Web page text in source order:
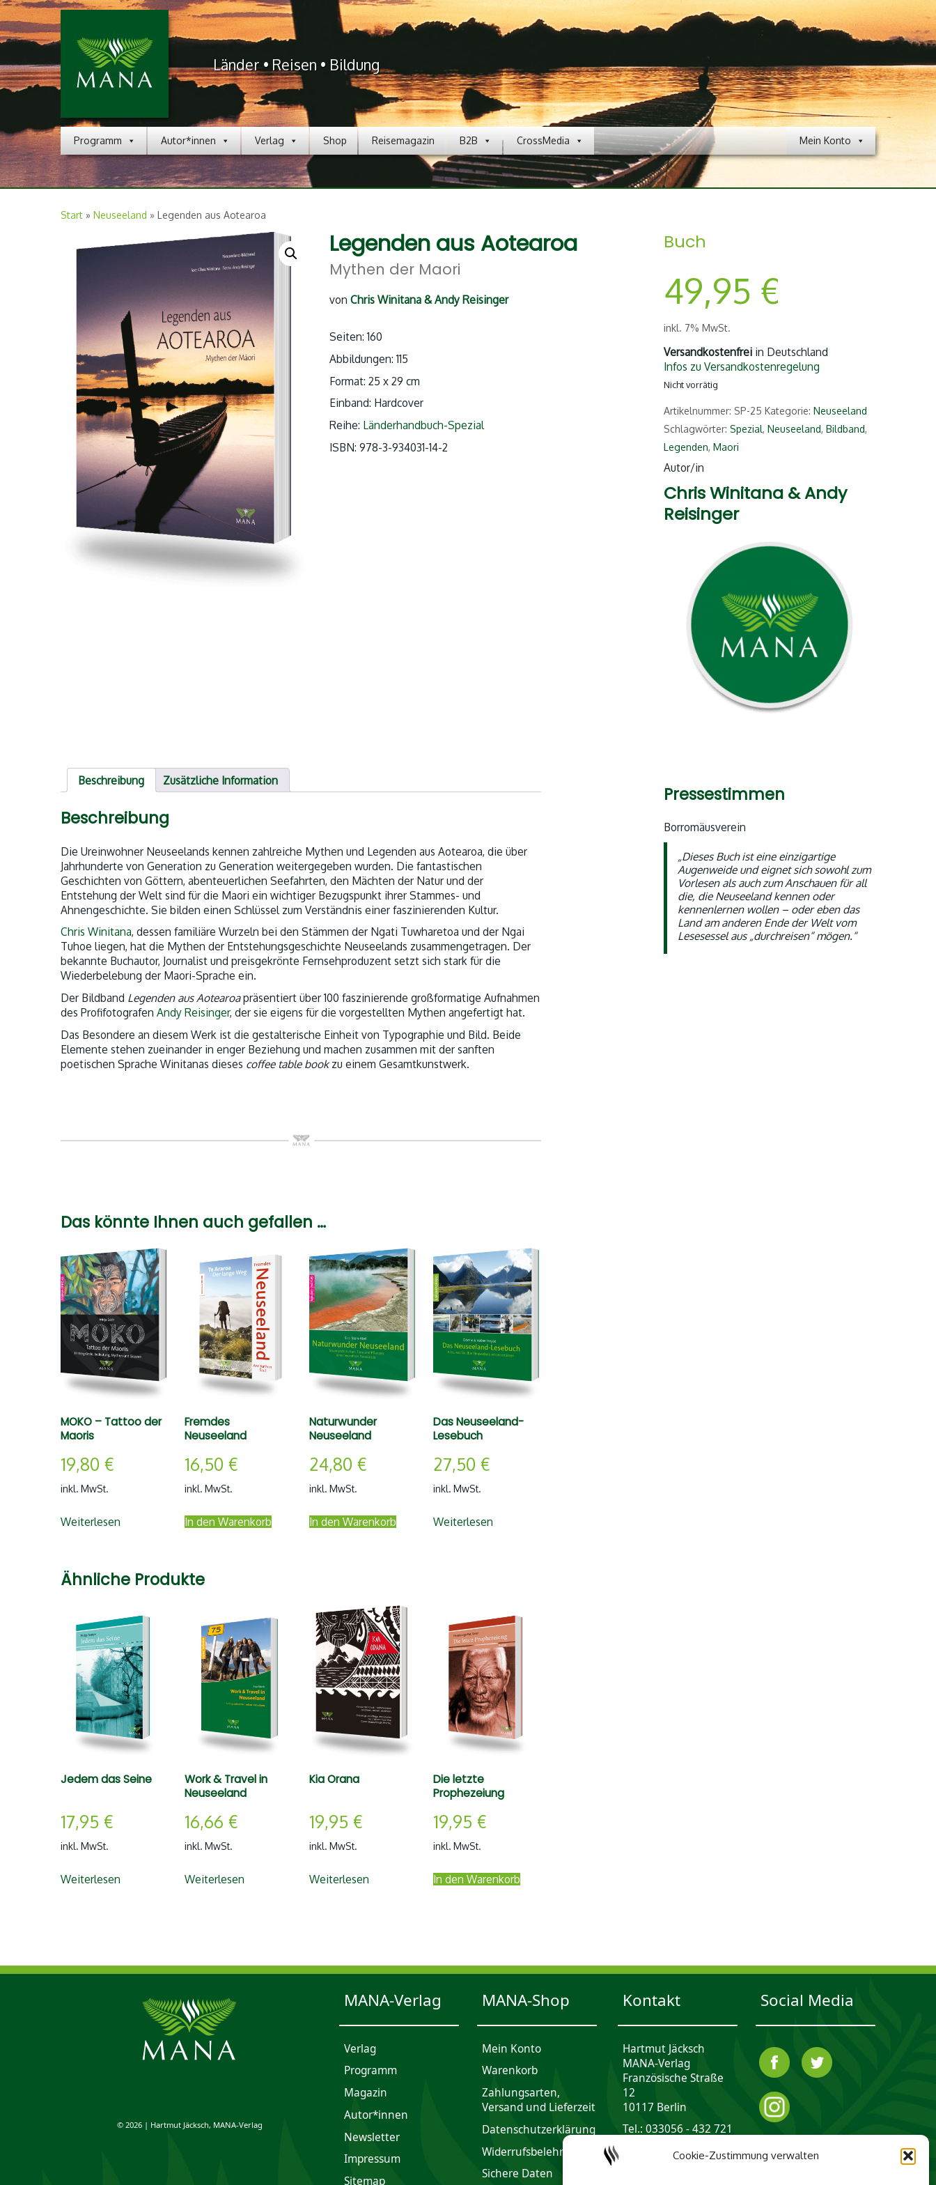
Cookie-Zustimmung verwalten
Länder • Reisen • Bildung
Programm Autor*innen Verlag Shop Reisemagazin B2B Mein Konto
CrossMedia
Start » Neuseeland » Legenden aus Aotearoa
Legenden aus Aotearoa
Mythen der Maori
vonChris Winitana & Andy Reisinger
Seiten: 160
Abbildungen: 115
Format: 25 x 29 cm
Einband: Hardcover
Reihe: Länderhandbuch-Spezial
ISBN:978-3-934031-14-2
Buch
49,95 €
inkl. 7% MwSt.
Versandkostenfreiin Deutschland
Infos zu Versandkostenregelung
Nicht vorrätig
Artikelnummer: SP-25 Kategorie: Neuseeland
Schlagwörter: Spezial, Neuseeland, Bildband,
Legenden, Maori
Autor/in
Chris Winitana & Andy
Reisinger
Beschreibung Zusätzliche Information
Beschreibung
Die Ureinwohner Neuseelands kennen zahlreiche Mythen und Legenden aus Aotearoa, die über
Jahrhunderte von Generation zu Generation weitergegeben wurden. Die fantastischen
Geschichten von Göttern, abenteuerlichen Seefahrten, den Mächten der Natur und der
Entstehung der Welt sind für die Maori ein wichtiger Bezugspunkt ihrer Stammes- und
Ahnengeschichte. Sie bilden einen Schlüssel zum Verständnis einer faszinierenden Kultur.
Chris Winitana, dessen familiäre Wurzeln bei den Stämmen der Ngati Tuwharetoa und der Ngai
Tuhoe liegen, hat die Mythen der Entstehungsgeschichte Neuseelands zusammengetragen. Der
bekannte Buchautor, Journalist und preisgekrönte Fernsehproduzent setzt sich stark für die
Wiederbelebung der Maori-Sprache ein.
Der Bildband Legenden aus Aotearoapräsentiert über 100 faszinierende großformatige Aufnahmen
des Profifotografen Andy Reisinger, der sie eigens für die vorgestellten Mythen angefertigt hat.
Das Besondere an diesem Werk ist die gestalterische Einheit von Typographie und Bild. Beide
Elemente stehen zueinander in enger Beziehung und machen zusammen mit der sanften
poetischen Sprache Winitanas dieses coffee table bookzu einem Gesamtkunstwerk.
Das könnte Ihnen auch gefallen …
MOKO – Tattoo der
Maoris
19,80 €
inkl. MwSt.
Weiterlesen
Fremdes
Neuseeland
16,50 €
inkl. MwSt.
In den Warenkorb
Naturwunder
Neuseeland
24,80 €
inkl. MwSt.
In den Warenkorb
Das Neuseeland-
Lesebuch
27,50 €
inkl. MwSt.
Weiterlesen
Ähnliche Produkte
Jedem das Seine
17,95 €
inkl. MwSt.
Weiterlesen
Work & Travel in
Neuseeland
16,66 €
inkl. MwSt.
Weiterlesen
Kia Orana
19,95 €
inkl. MwSt.
Weiterlesen
Die letzte
Prophezeiung
19,95 €
inkl. MwSt.
In den Warenkorb
Pressestimmen
Borromäusverein
„Dieses Buch ist eine einzigartige
Augenweide und eignet sich sowohl zum
Vorlesen als auch zum Anschauen für all
die, die Neuseeland kennen oder
kennenlernen wollen – oder eben das
Land am anderen Ende der Welt vom
Lesesessel aus „durchreisen“ mögen.“
© 2026 | Hartmut Jäcksch, MANA-Verlag
MANA-Verlag
Verlag
Programm
Magazin
Autor*innen
Newsletter
Impres­sum
Sitemap
MANA-Shop
Mein Konto
Waren­korb
Zahlungsarten,
Versand und Lieferzeit
Daten­schutz­er­klärung
Widerrufsbelehrung
Sichere Daten
Kontakt
Hartmut Jäcksch
MANA-Verlag
Französische Straße
12
10117 Berlin
Tel.: 033056 - 432 721
Social Media